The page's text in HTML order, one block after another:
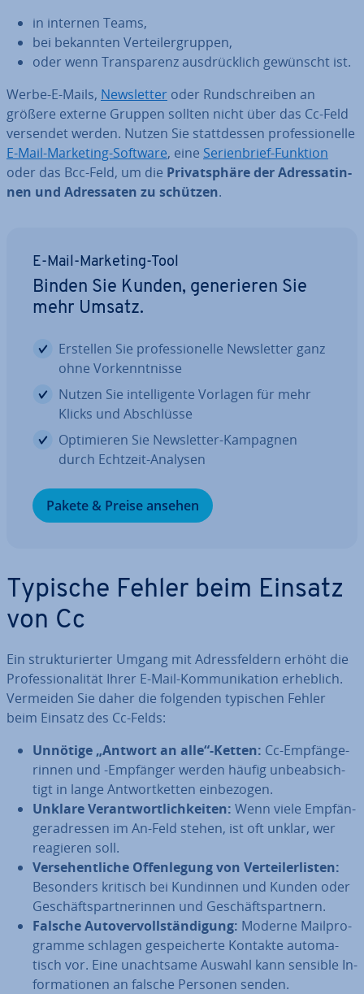
in internen Teams,
bei bekannten Ver­tei­ler­grup­pen,
oder wenn Trans­pa­renz aus­drück­lich gewünscht ist.
Werbe-E-Mails, News­let­ter oder Rund­schrei­ben an
größere externe Gruppen sollten nicht über das Cc-Feld
versendet werden. Nutzen Sie statt­des­sen pro­fes­sio­nel­le
E-Mail-Marketing-Software, eine Se­ri­en­brief-Funktion
oder das Bcc-Feld, um die Pri­vat­sphä­re der Adres­sa­tin­
nen und Adres­sa­ten zu schützen.
E-Mail-Marketing-Tool
Binden Sie Kunden, ge­ne­rie­ren Sie
mehr Umsatz.
Erstellen Sie pro­fes­sio­nel­le News­let­ter ganz
ohne Vor­kennt­nis­se
Nutzen Sie in­tel­li­gen­te Vorlagen für mehr
Klicks und Ab­schlüs­se
Op­ti­mie­ren Sie News­let­ter-Kampagnen
durch Echtzeit-Analysen
Pakete & Preise ansehen
Typische Fehler beim Einsatz
von Cc
Ein struk­tu­rier­ter Umgang mit Adress­fel­dern erhöht die
Pro­fes­sio­na­li­tät Ihrer E-Mail-Kom­mu­ni­ka­ti­on erheblich.
Vermeiden Sie daher die folgenden typischen Fehler
beim Einsatz des Cc-Felds:
Unnötige „Antwort an alle“-Ketten: Cc-Emp­fän­ge­
rin­nen und -Empfänger werden häufig un­be­ab­sich­
tigt in lange Ant­wort­ket­ten ein­be­zo­gen.
Unklare Ver­ant­wort­lich­kei­ten: Wenn viele Emp­fän­
ger­adres­sen im An-Feld stehen, ist oft unklar, wer
reagieren soll.
Ver­se­hent­li­che Of­fen­le­gung von Ver­tei­ler­lis­ten:
Besonders kritisch bei Kundinnen und Kunden oder
Ge­schäfts­part­ne­rin­nen und Ge­schäfts­part­nern.
Falsche Au­to­ver­voll­stän­di­gung: Moderne Mail­pro­
gram­me schlagen ge­spei­cher­te Kontakte au­to­ma­
tisch vor. Eine un­acht­sa­me Auswahl kann sensible In­
for­ma­tio­nen an falsche Personen senden.